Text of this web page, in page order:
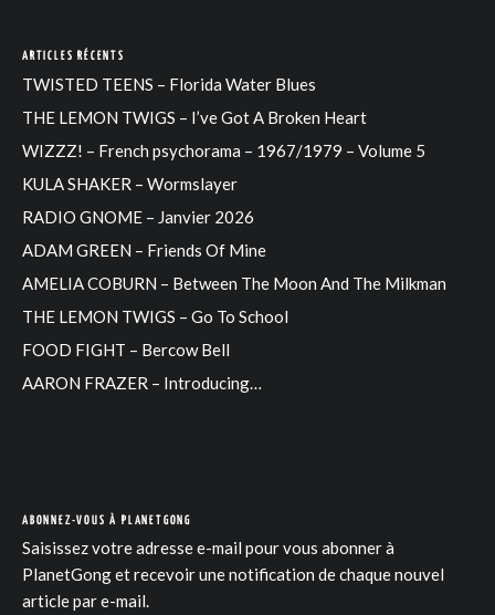
ARTICLES RÉCENTS
TWISTED TEENS – Florida Water Blues
THE LEMON TWIGS – I’ve Got A Broken Heart
WIZZZ! – French psychorama – 1967/1979 – Volume 5
KULA SHAKER – Wormslayer
RADIO GNOME – Janvier 2026
ADAM GREEN – Friends Of Mine
AMELIA COBURN – Between The Moon And The Milkman
THE LEMON TWIGS – Go To School
FOOD FIGHT – Bercow Bell
AARON FRAZER – Introducing…
ABONNEZ-VOUS À PLANETGONG
Saisissez votre adresse e-mail pour vous abonner à
PlanetGong et recevoir une notification de chaque nouvel
article par e-mail.